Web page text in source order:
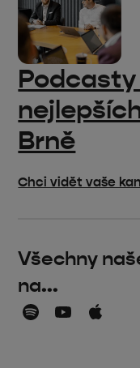
Brně
Chci vidět vaše
Všechny
na...